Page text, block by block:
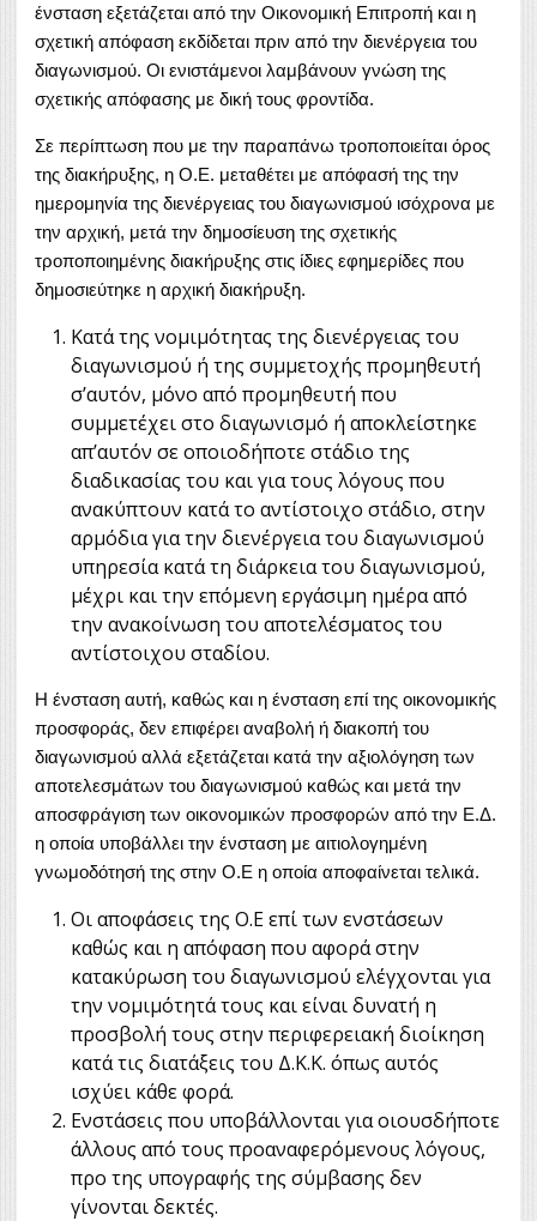
ένσταση εξετάζεται από την Οικονομική Επιτροπή και η
σχετική απόφαση εκδίδεται πριν από την διενέργεια του
διαγωνισμού. Οι ενιστάμενοι λαμβάνουν γνώση της
σχετικής απόφασης με δική τους φροντίδα.
Σε περίπτωση που με την παραπάνω τροποποιείται όρος
της διακήρυξης, η Ο.Ε. μεταθέτει με απόφασή της την
ημερομηνία της διενέργειας του διαγωνισμού ισόχρονα με
την αρχική, μετά την δημοσίευση της σχετικής
τροποποιημένης διακήρυξης στις ίδιες εφημερίδες που
δημοσιεύτηκε η αρχική διακήρυξη.
Κατά της νομιμότητας της διενέργειας του
διαγωνισμού ή της συμμετοχής προμηθευτή
σ’αυτόν, μόνο από προμηθευτή που
συμμετέχει στο διαγωνισμό ή αποκλείστηκε
απ’αυτόν σε οποιοδήποτε στάδιο της
διαδικασίας του και για τους λόγους που
ανακύπτουν κατά το αντίστοιχο στάδιο, στην
αρμόδια για την διενέργεια του διαγωνισμού
υπηρεσία κατά τη διάρκεια του διαγωνισμού,
μέχρι και την επόμενη εργάσιμη ημέρα από
την ανακοίνωση του αποτελέσματος του
αντίστοιχου σταδίου.
Η ένσταση αυτή, καθώς και η ένσταση επί της οικονομικής
προσφοράς, δεν επιφέρει αναβολή ή διακοπή του
διαγωνισμού αλλά εξετάζεται κατά την αξιολόγηση των
αποτελεσμάτων του διαγωνισμού καθώς και μετά την
αποσφράγιση των οικονομικών προσφορών από την Ε.Δ.
η οποία υποβάλλει την ένσταση με αιτιολογημένη
γνωμοδότησή της στην Ο.Ε η οποία αποφαίνεται τελικά.
Οι αποφάσεις της Ο.Ε επί των ενστάσεων
καθώς και η απόφαση που αφορά στην
κατακύρωση του διαγωνισμού ελέγχονται για
την νομιμότητά τους και είναι δυνατή η
προσβολή τους στην περιφερειακή διοίκηση
κατά τις διατάξεις του Δ.Κ.Κ. όπως αυτός
ισχύει κάθε φορά.
Ενστάσεις που υποβάλλονται για οιουσδήποτε
άλλους από τους προαναφερόμενους λόγους,
προ της υπογραφής της σύμβασης δεν
γίνονται δεκτές.